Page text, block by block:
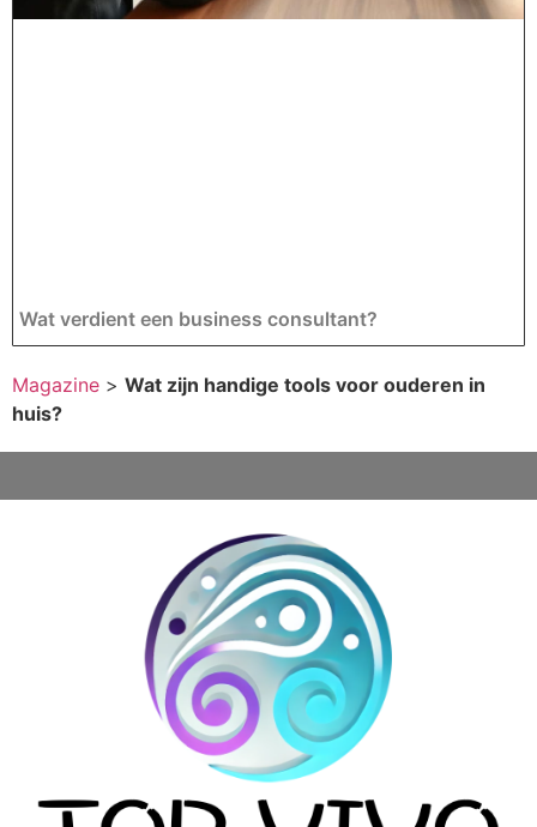
Wat verdient een business consultant?
Magazine > Wat zijn handige tools voor ouderen in
huis?